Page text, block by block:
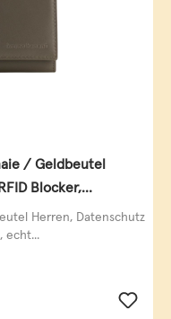
/ Geldbeutel
Blocker,
Herren, Datenschutz
echt...